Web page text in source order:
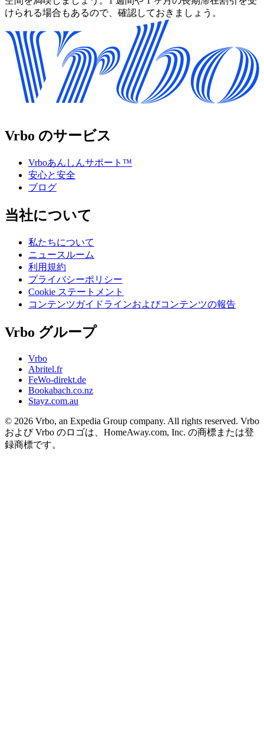
けられる場合もあるので、確認しておきましょう。
Vrbo のサービス
Vrboあんしんサポート™
安心と安全
ブログ
当社について
私たちについて
ニュースルーム
利用規約
プライバシーポリシー
Cookie ステートメント
コンテンツガイドラインおよびコンテンツの報告
Vrbo グループ
Vrbo
Abritel.fr
FeWo-direkt.de
Bookabach.co.nz
Stayz.com.au
© 2026 Vrbo, an Expedia Group company. All rights reserved. Vrbo
および Vrbo のロゴは、HomeAway.com, Inc. の商標または登
録商標です。